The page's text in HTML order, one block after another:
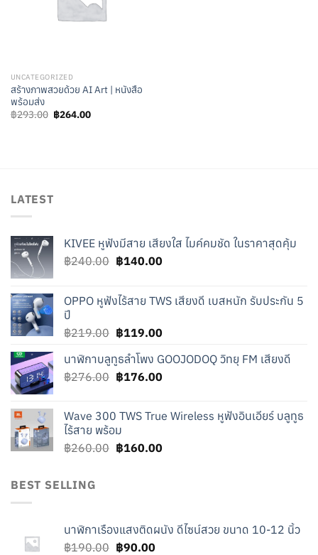
UNCATEGORIZED
สร้างภาพสวยด้วย AI Art | หนังสือ
พร้อมส่ง
฿293.00 Original
price
฿264.00Current
LATEST
KIVEE หูฟังมีสาย เสียงใส ไมค์คมชัด ในราคาสุดคุ้ม
฿240.00 Original
฿240.00.
฿140.00Current
฿140.00.
OPPO หูฟังไร้สาย TWS เสียงดี เบสหนัก รับประกัน 5
ปี
฿219.00 Original
was:
฿219.00.
฿119.00Current
is:
฿119.00.
นาฬิกาบลูทูธลำโพง GOOJODOQ วิทยุ FM เสียงดี
฿276.00 Original
฿276.00.
฿176.00Current
฿176.00.
Wave 300 TWS True Wireless หูฟังอินเอียร์ บลูทูธ
ไร้สาย พร้อม
฿260.00 Original
฿160.00Current
BEST SELLING
นาฬิกาเรืองแสงติดผนัง ดีไซน์สวย ขนาด 10-12 นิ้ว
฿190.00 Original
฿90.00Current